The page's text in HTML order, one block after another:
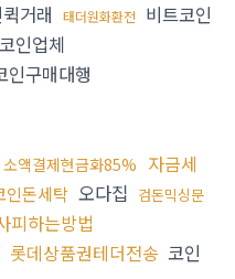
거래 태더원화환전 비트코인
인업체
인구매대행
소액결제현금화85% 자금세
인돈세탁 오다집 검돈믹싱문
피하는방법
롯데상품권테더전송 코인